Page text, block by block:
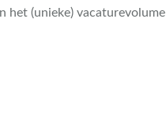
het (unieke) vacaturevolume